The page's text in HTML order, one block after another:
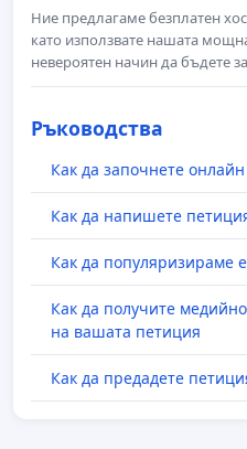
Ние предлагаме безплатен
като използвате нашата
невероятен начин да бъдете
Ръководства
Как да започнете
Как да напишете
Как да популяризираме
Как да получите
на вашата петиция
Как да предадете